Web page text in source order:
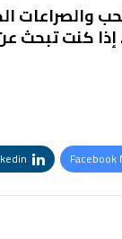
كنت
Facebook